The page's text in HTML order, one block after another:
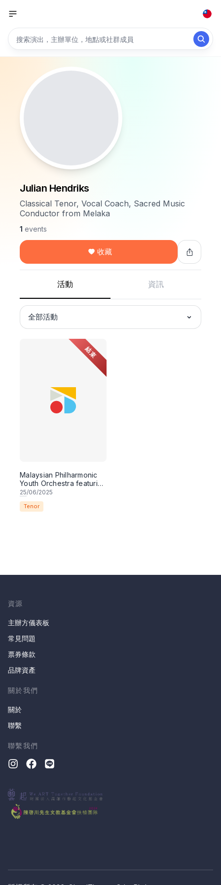
Julian Hendriks
Classical Tenor, Vocal Coach, Sacred Music
Conductor from Melaka
1 events
收藏
活動 資訊
全部活動
結束
Malaysian Philharmonic
Youth Orchestra featuring
Fiamma Opera Studio
25/06/2025
Tenor
資源
主辦方儀表板
常見問題
票券條款
品牌資產
關於我們
關於
聯繫
聯繫我們